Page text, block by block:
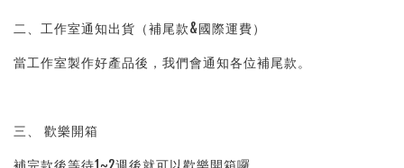
二、工作室通知出貨（補尾款&國際運費）
當工作室製作好產品後，我們會通知各位補尾款。
三、 歡樂開箱
補完款後等待1~2週後就可以歡樂開箱囉